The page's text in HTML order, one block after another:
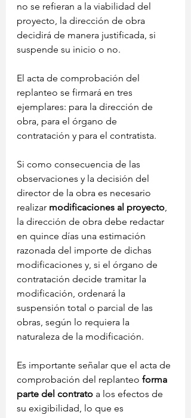
no se refieran a la viabilidad del
proyecto, la dirección de obra
decidirá de manera justificada, si
suspende su inicio o no.
El acta de comprobación del
replanteo se firmará en tres
ejemplares: para la dirección de
obra, para el órgano de
contratación y para el contratista.
Si como consecuencia de las
observaciones y la decisión del
director de la obra es necesario
realizar modificaciones al proyecto,
la dirección de obra debe redactar
en quince días una estimación
razonada del importe de dichas
modificaciones y, si el órgano de
contratación decide tramitar la
modificación, ordenará la
suspensión total o parcial de las
obras, según lo requiera la
naturaleza de la modificación.
Es importante señalar que el acta de
comprobación del replanteo forma
parte del contrato a los efectos de
su exigibilidad, lo que es